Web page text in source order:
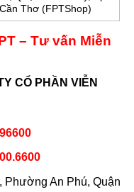
Cần Thơ (FPTShop)
– Tư vấn Miễn
CỔ PHẦN VIỄN
Phường An Phú, Quận